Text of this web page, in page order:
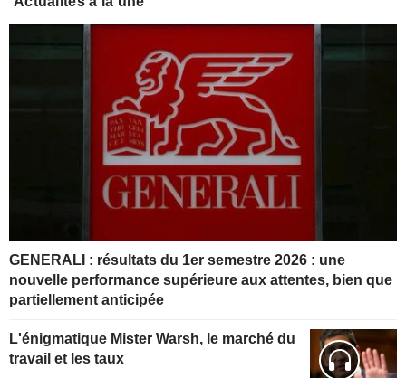
GENERALI : résultats du 1er semestre 2026 : une
nouvelle performance supérieure aux attentes, bien que
partiellement anticipée
L'énigmatique Mister Warsh, le marché du
travail et les taux